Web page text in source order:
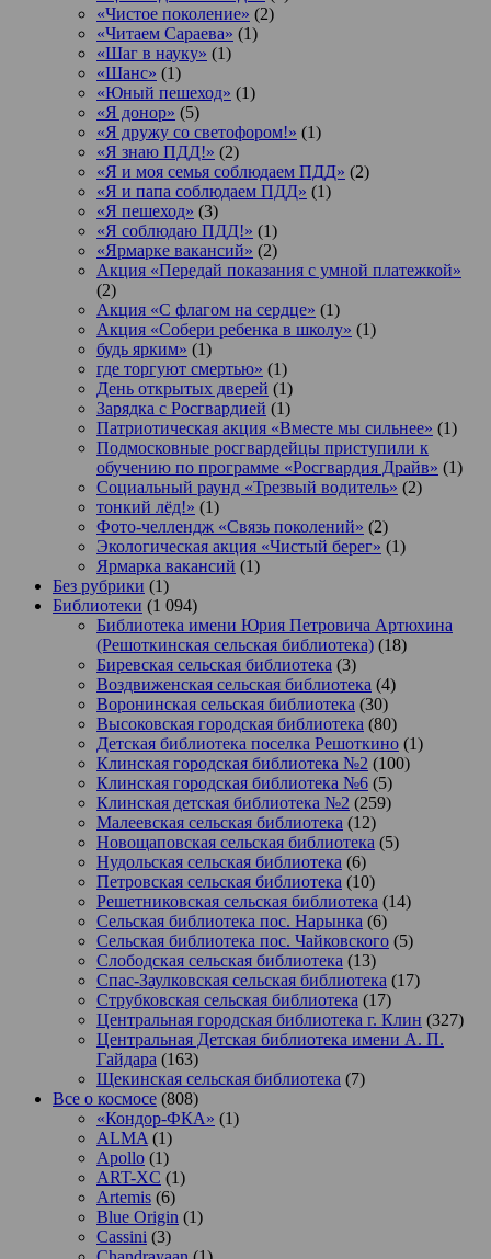
«Чистое поколение» (2)
«Читаем Сараева» (1)
«Шаг в науку» (1)
«Шанс» (1)
«Юный пешеход» (1)
«Я донор» (5)
«Я дружу со светофором!» (1)
«Я знаю ПДД!» (2)
«Я и моя семья соблюдаем ПДД» (2)
«Я и папа соблюдаем ПДД» (1)
«Я пешеход» (3)
«Я соблюдаю ПДД!» (1)
«Ярмарке вакансий» (2)
Акция «Передай показания с умной платежкой»
(2)
Акция «С флагом на сердце» (1)
Акция «Собери ребенка в школу» (1)
будь ярким» (1)
где торгуют смертью» (1)
День открытых дверей (1)
Зарядка с Росгвардией (1)
Патриотическая акция «Вместе мы сильнее» (1)
Подмосковные росгвардейцы приступили к
обучению по программе «Росгвардия Драйв» (1)
Социальный раунд «Трезвый водитель» (2)
тонкий лёд!» (1)
Фото-челлендж «Связь поколений» (2)
Экологическая акция «Чистый берег» (1)
Ярмарка вакансий (1)
Без рубрики (1)
Библиотеки (1 094)
Библиотека имени Юрия Петровича Артюхина
(Решоткинская сельская библиотека) (18)
Биревская сельская библиотека (3)
Воздвиженская сельская библиотека (4)
Воронинская сельская библиотека (30)
Высоковская городская библиотека (80)
Детская библиотека поселка Решоткино (1)
Клинская городская библиотека №2 (100)
Клинская городская библиотека №6 (5)
Клинская детская библиотека №2 (259)
Малеевская сельская библиотека (12)
Новощаповская сельская библиотека (5)
Нудольская сельская библиотека (6)
Петровская сельская библиотека (10)
Решетниковская сельская библиотека (14)
Сельская библиотека пос. Нарынка (6)
Сельская библиотека пос. Чайковского (5)
Слободская сельская библиотека (13)
Спас-Заулковская сельская библиотека (17)
Струбковская сельская библиотека (17)
Центральная городская библиотека г. Клин (327)
Центральная Детская библиотека имени А. П.
Гайдара (163)
Щекинская сельская библиотека (7)
Все о космосе (808)
«Кондор-ФКА» (1)
ALMA (1)
Apollo (1)
ART-XC (1)
Artemis (6)
Blue Origin (1)
Cassini (3)